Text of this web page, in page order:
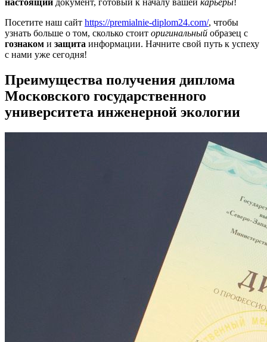
Посетите наш сайт https://premialnie-diplom24.com/, чтобы
узнать больше о том, сколько стоит оригинальный образец с
гознаком и защита информации. Начните свой путь к успеху
с нами уже сегодня!
Преимущества получения диплома
Московского государственного
университета инженерной экологии